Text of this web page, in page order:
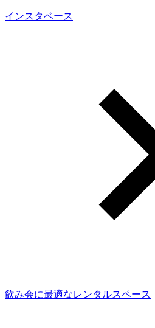
インスタベース
飲み会に最適なレンタルスペース